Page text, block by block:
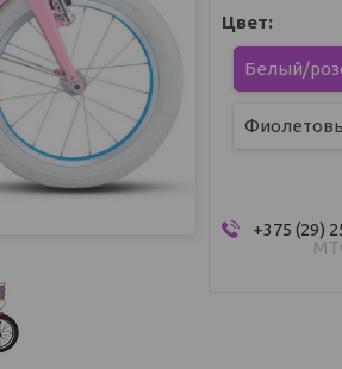
Цвет:
Белый/
+375 (29)